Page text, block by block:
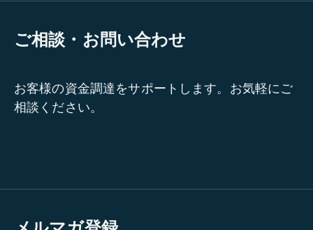
ご相談・お問い合わせ
お客様の資金調達をサポートします。お気軽にご
相談ください。